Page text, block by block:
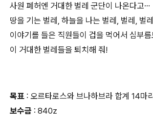
사원 폐허엔 거대한 벌레 군단이 나온다고…
땅을 기는 벌레, 하늘을 나는 벌레, 벌레, 벌
이야기를 들은 직원들이 겁을 먹어서 심부
이 거대한 벌레들을 퇴치해 줘!
목표 : 오르타로스와 브나하브라 합계 14마
보수금 : 840z